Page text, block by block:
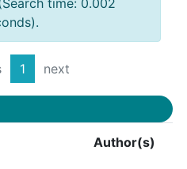
time: 0.002
1 next
Author(s)